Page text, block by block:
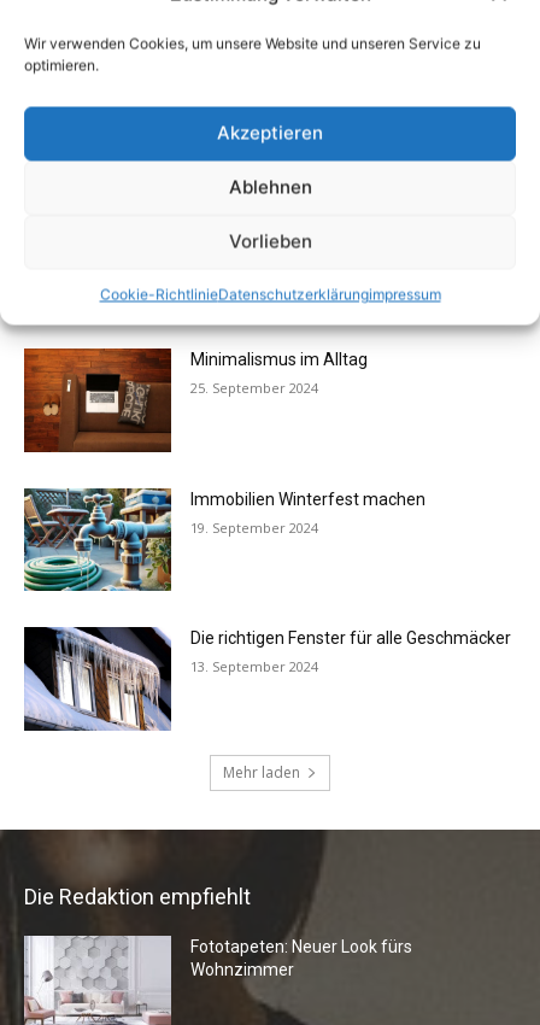
Wir verwenden Cookies, um unsere Website und unseren Service zu
optimieren.
Akzeptieren
Ablehnen
Vorlieben
Cookie-RichtlinieDatenschutzerklärungimpressum
lohnenswert
9. Januar 2025
planen und von Anfang an nutzen
Minimalismus im Alltag
25. September 2024
Immobilien Winterfest machen
19. September 2024
Die richtigen Fenster für alle Geschmäcker
13. September 2024
Mehr laden
Die Redaktion empfiehlt
Fototapeten: Neuer Look fürs
Wohnzimmer